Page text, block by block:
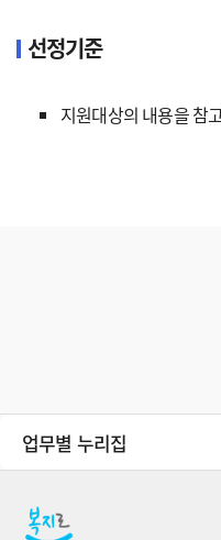
선정기준
지원대상의 내용을 참
업무별 누리집